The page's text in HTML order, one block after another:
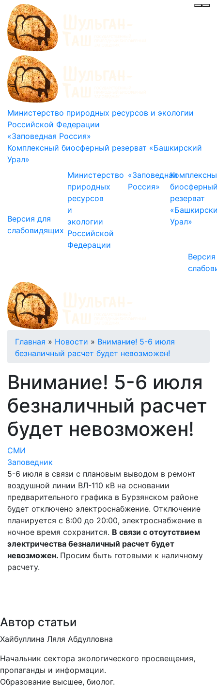
Министерство природных ресурсов и экологии
Российской Федерации
«Заповедная Россия»
Комплексный биосферный резерват «Башкирский
Урал»
Версия для
слабовидящих
Министерство
природных
ресурсов
и
экологии
Российской
Федерации
«Заповедная
Россия»
резерват
Урал»
Строка
навигации
Главная Новости
Внимание! 5-6 июля
безналичный расчет будет невозможен!
Внимание! 5-6 июля
безналичный расчет
будет невозможен!
СМИ
Заповедник
5-6 июля в связи с плановым выводом в ремонт
воздушной линии ВЛ-110 кВ на основании
предварительного графика в Бурзянском районе
будет отключено электроснабжение. Отключение
планируется с 8:00 до 20:00, электроснабжение в
ночное время сохранится. В связи с отсутствием
электричества безналичный расчет будет
невозможен. Просим быть готовыми к наличному
расчету.
Автор статьи
Хайбуллина Ляля Абдулловна
Начальник сектора экологического просвещения,
пропаганды и информации.
Образование высшее, биолог.